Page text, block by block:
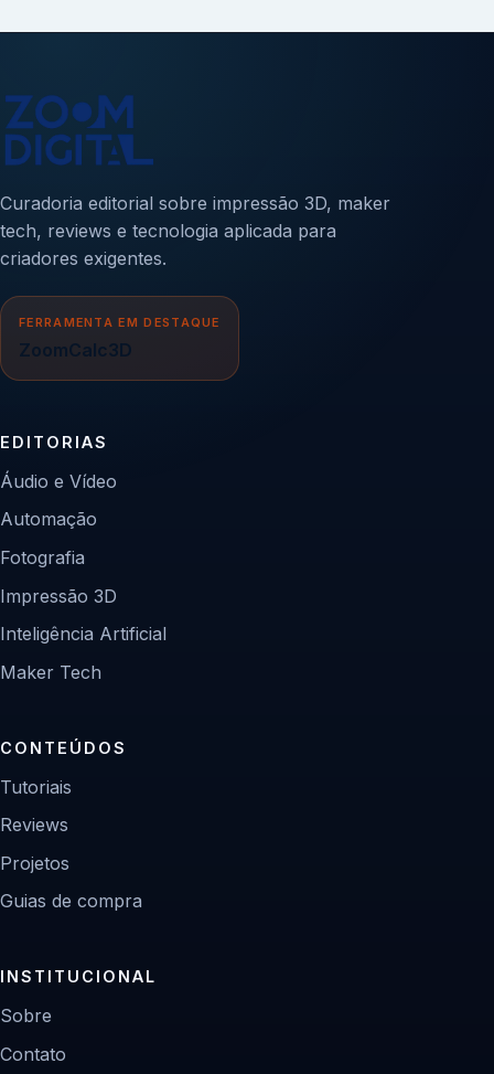
Curadoria editorial sobre impressão 3D, maker
tech, reviews e tecnologia aplicada para
criadores exigentes.
FERRAMENTA EM DESTAQUE
ZoomCalc3D
EDITORIAS
Áudio e Vídeo
Automação
Fotografia
Impressão 3D
Inteligência Artificial
Maker Tech
CONTEÚDOS
Tutoriais
Reviews
Projetos
Guias de compra
INSTITUCIONAL
Sobre
Contato